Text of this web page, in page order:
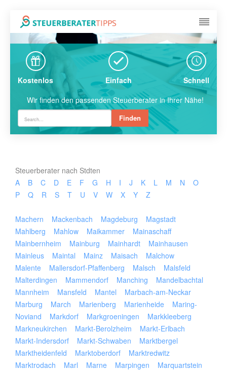
Kostenlos Einfach
Schnell
Wir finden den passenden Steuerberater in Ihrer Nähe!
Finden
Steuerberater nach Stdten
A
B C D E F G H I J K L M N
O
P
Q R S T U V W X Y Z
Machern Mackenbach Magdeburg
Magstadt
Mahlberg
Mahlow Maikammer
Mainaschaff
Mainbernheim
Mainburg Mainhardt
Mainhausen
Mainleus
Maintal Mainz Maisach
Malchow
Malente
Mallersdorf-Pfaffenberg Malsch
Malsfeld
Malterdingen
Mammendorf Manching
Mandelbachtal
Mannheim
Mansfeld Mantel
Marbach-am-Neckar
Marburg
March Marienberg Marienheide
Maring-
Noviand
Markdorf Markgroeningen
Markkleeberg
Markneukirchen
Markt-Berolzheim
Markt-Erlbach
Markt-Indersdorf
Markt-Schwaben
Marktbergel
Marktheidenfeld
Marktoberdorf
Marktredwitz
Marktrodach
Marl Marne Marpingen
Marquartstein